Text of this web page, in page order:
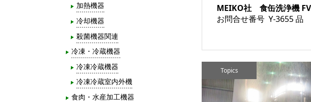
MEIKO社 食缶洗浄機
Topics
加熱機器
冷却機器
殺菌機器関連
冷凍・冷蔵機器
冷凍冷蔵機器
冷凍冷蔵室内外機
食肉・水産加工機器